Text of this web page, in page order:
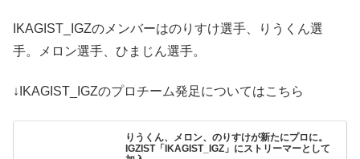
IKAGIST_IGZのメンバーはのりすけ選手、りうくん選
手。メロン選手、ひまじん選手。
↓IKAGIST_IGZのプロチーム発足についてはこちら
りうくん、メロン、のりすけが新たにプロに。
IGZIST「IKAGIST_IGZ」にストリーマーとして